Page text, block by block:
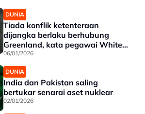
DUNIA
Tiada konflik ketenteraan
dijangka berlaku berhubung
Greenland, kata pegawai White
House
06/01/2026
DUNIA
India dan Pakistan saling
bertukar senarai aset nuklear
02/01/2026